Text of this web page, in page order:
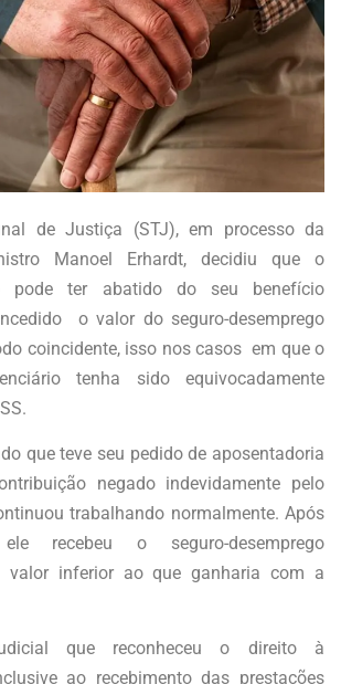
de Justiça (STJ), em processo da
Manoel Erhardt, decidiu que o
pode ter abatido do seu benefício
o valor do seguro-desemprego
coincidente, isso nos casos em que o
tenha sido equivocadamente
que teve seu pedido de aposentadoria
negado indevidamente pelo
trabalhando normalmente. Após
recebeu o seguro-desemprego
valor inferior ao que ganharia com a
que reconheceu o direito à
ao recebimento das prestações